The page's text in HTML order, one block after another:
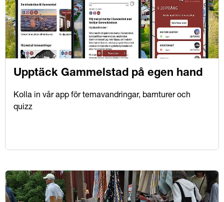
Upptäck Gammelstad på egen hand
Kolla in vår app för temavandringar, barnturer och
quizz